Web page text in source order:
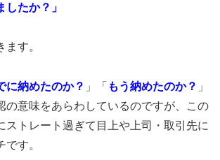
したか？」
す。
に納めたのか？ 」「 もう納めたのか？ 」
の意味をあらわしているのですが、この
ストレート過ぎて目上や上司・取引先に
す。